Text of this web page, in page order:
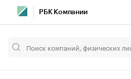
РБК Компании